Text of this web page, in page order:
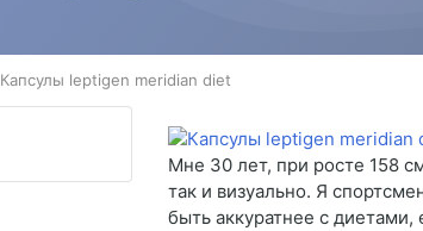
Капсулы leptigen meridian diet
Мне 30 лет, при росте 158
так и визуально. Я
быть аккуратнее с